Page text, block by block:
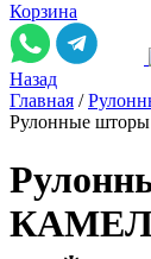
Корзина
Назад
Главная /
Рулонные